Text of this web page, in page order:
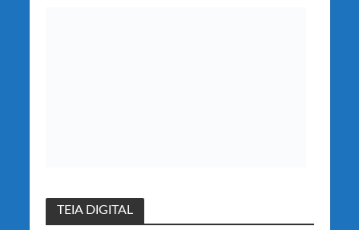
TEIA DIGITAL